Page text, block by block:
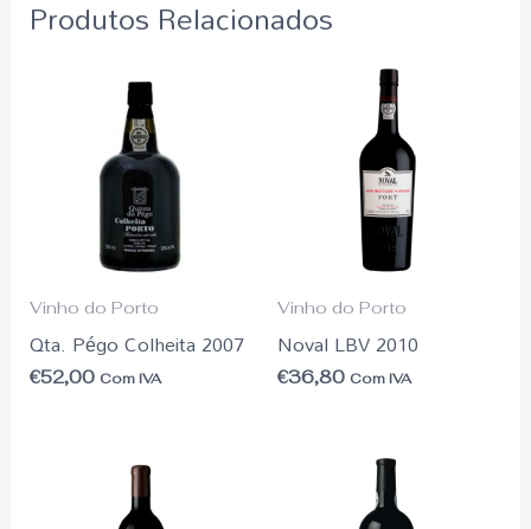
Produtos Relacionados
Vinho do Porto
Qta. Pégo Colheita 2007
€52,00 Com IVA
Vinho do Porto
Noval LBV 2010
€36,80 Com IVA